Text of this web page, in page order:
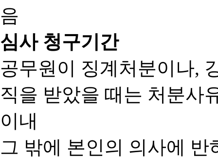
음
심사 청구기간
공무원이 징계처분이나,
직을 받았을 때는 처분사
이내
그 밖에 본인의 의사에